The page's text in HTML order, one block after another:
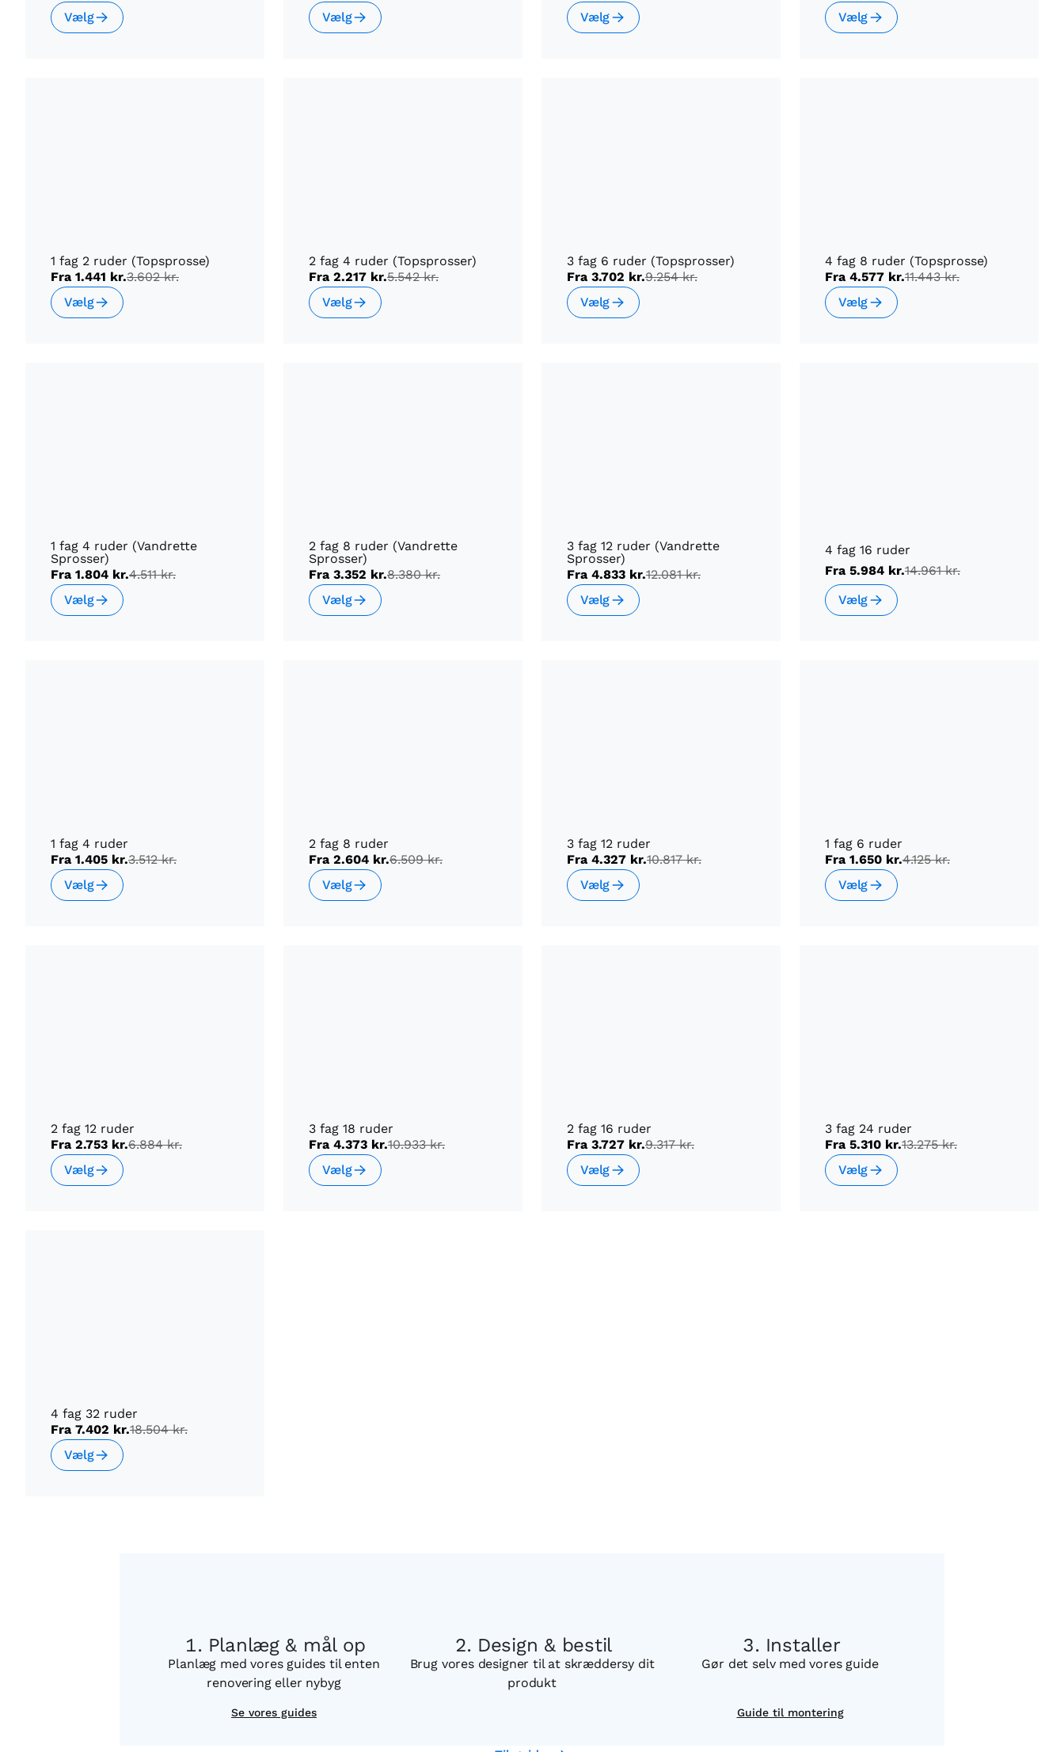
Vælg
Vælg
Vælg
Vælg
1 fag 2 ruder (Topsprosse)
Fra 1.441 kr.3.602 kr.
Vælg
2 fag 4 ruder (Topsprosser)
Fra 2.217 kr.5.542 kr.
Vælg
3 fag 6 ruder (Topsprosser)
Fra 3.702 kr.9.254 kr.
Vælg
4 fag 8 ruder (Topsprosse)
Fra 4.577 kr.11.443 kr.
Vælg
1 fag 4 ruder (Vandrette
Sprosser)
Fra 1.804 kr.4.511 kr.
Vælg
2 fag 8 ruder (Vandrette
Sprosser)
Fra 3.352 kr.8.380 kr.
Vælg
3 fag 12 ruder (Vandrette
Sprosser)
Fra 4.833 kr.12.081 kr.
Vælg
4 fag 16 ruder
Fra 5.984 kr.14.961 kr.
Vælg
1 fag 4 ruder
Fra 1.405 kr.3.512 kr.
Vælg
2 fag 8 ruder
Fra 2.604 kr.6.509 kr.
Vælg
3 fag 12 ruder
Fra 4.327 kr.10.817 kr.
Vælg
1 fag 6 ruder
Fra 1.650 kr.4.125 kr.
Vælg
2 fag 12 ruder
Fra 2.753 kr.6.884 kr.
Vælg
3 fag 18 ruder
Fra 4.373 kr.10.933 kr.
Vælg
2 fag 16 ruder
Fra 3.727 kr.9.317 kr.
Vælg
3 fag 24 ruder
Fra 5.310 kr.13.275 kr.
Vælg
4 fag 32 ruder
Fra 7.402 kr.18.504 kr.
Vælg
Planlæg & mål op
Planlæg med vores guides til enten
renovering eller nybyg
Se vores guides
Design & bestil
Brug vores designer til at skræddersy dit
produkt
Installer
Gør det selv med vores guide
Guide til montering